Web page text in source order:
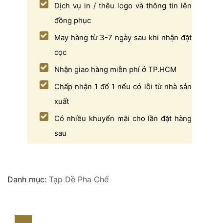
Dịch vụ in / thêu logo và thông tin lên
đồng phục
May hàng từ 3-7 ngày sau khi nhận đặt
cọc
Nhận giao hàng miễn phí ở TP.HCM
Chấp nhận 1 đổ 1 nếu có lỗi từ nhà sản
xuất
Có nhiều khuyến mãi cho lần đặt hàng
sau
Danh mục: Tạp Dề Pha Chế